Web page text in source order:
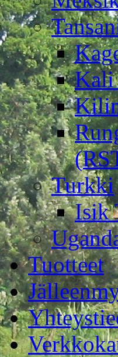
Kali
Turkki
Isik
Tuotteet